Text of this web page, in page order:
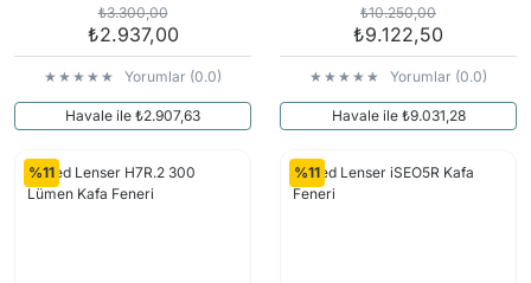
₺3.300,00
₺2.937,00
Yorumlar (0.0)
Havale ile ₺2.907,63
₺10.250,00
₺9.122,50
Yorumlar (0.0)
Havale ile ₺9.031,28
%11 %11